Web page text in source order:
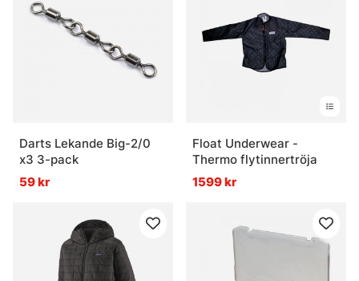
Darts Lekande Big-2/0
x3 3-pack
59 kr
Float Underwear -
Thermo flytinnertröja
1599 kr